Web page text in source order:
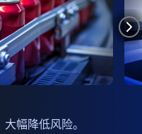
幅降低风险。